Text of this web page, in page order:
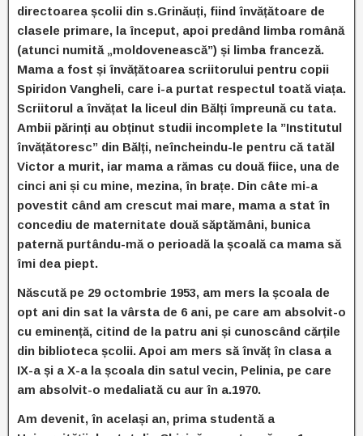
directoarea școlii din s.Grinăuți, fiind învățătoare de
clasele primare, la început, apoi predând limba română
(atunci numită „moldovenească”) și limba franceză.
Mama a fost și învățătoarea scriitorului pentru copii
Spiridon Vangheli, care i-a purtat respectul toată viața.
Scriitorul a învățat la liceul din Bălți împreună cu tata.
Ambii părinți au obținut studii incomplete la ”Institutul
învățătoresc” din Bălți, neîncheindu-le pentru că tatăl
Victor a murit, iar mama a rămas cu două fiice, una de
cinci ani și cu mine, mezina, în brațe. Din câte mi-a
povestit când am crescut mai mare, mama a stat în
concediu de maternitate două săptămâni, bunica
paternă purtându-mă o perioadă la școală ca mama să
îmi dea piept.
Născută pe 29 octombrie 1953, am mers la școala de
opt ani din sat la vârsta de 6 ani, pe care am absolvit-o
cu eminență, citind de la patru ani și cunoscând cărțile
din biblioteca școlii. Apoi am mers să învăț în clasa a
IX-a și a X-a la școala din satul vecin, Pelinia, pe care
am absolvit-o medaliată cu aur în a.1970.
Am devenit, în același an, prima studentă a